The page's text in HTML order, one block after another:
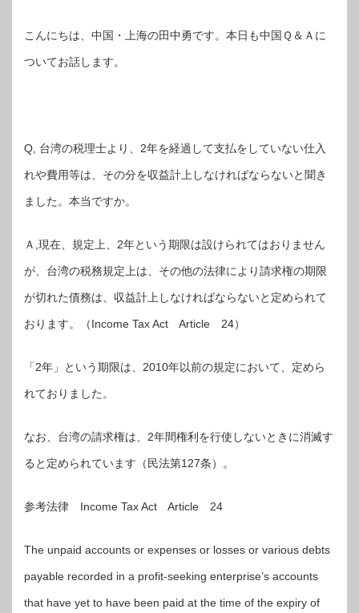
こんにちは、中国・上海の田中勇です。本日も中国Ｑ＆Ａに
ついてお話します。
Q, 台湾の税理士より、2年を経過して支払をしていない仕入
れや費用等は、その分を収益計上しなければならないと聞き
ました。本当ですか。
Ａ,現在、規定上、2年という期限は設けられてはおりません
が、台湾の税務規定上は、その他の法律により請求権の期限
が切れた債務は、収益計上しなければならないと定められて
おります。（Income Tax Act Article 24）
「2年」という期限は、2010年以前の規定において、定めら
れておりました。
なお、台湾の請求権は、2年間権利を行使しないときに消滅す
ると定められています（民法第127条）。
参考法律 Income Tax Act Article 24
The unpaid accounts or expenses or losses or various debts
payable recorded in a profit-seeking enterprise’s accounts
that have yet to have been paid at the time of the expiry of